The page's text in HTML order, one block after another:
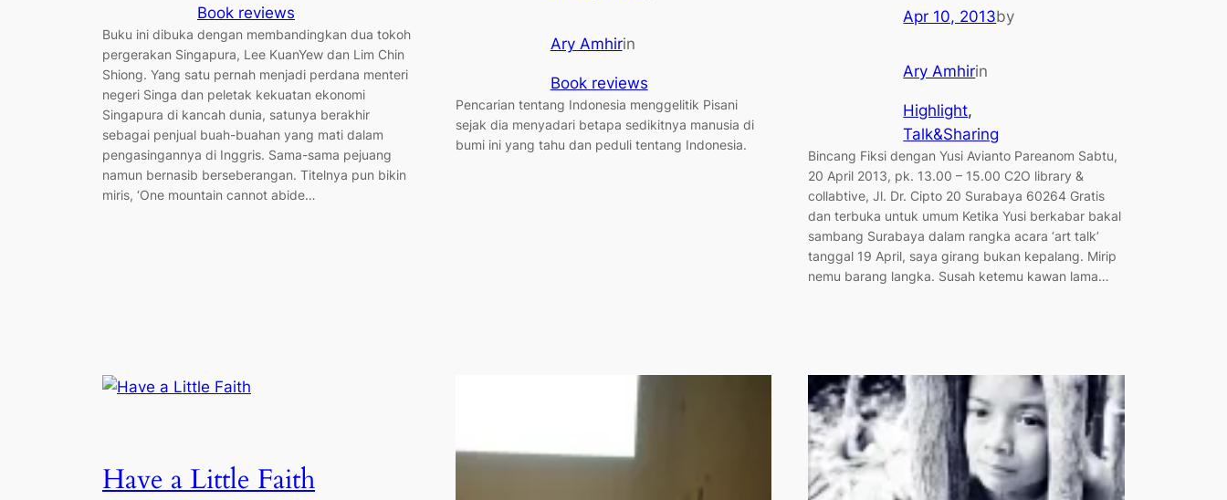
Book reviews
Buku ini dibuka dengan membandingkan dua tokoh
pergerakan Singapura, Lee KuanYew dan Lim Chin
Shiong. Yang satu pernah menjadi perdana menteri
negeri Singa dan peletak kekuatan ekonomi
Singapura di kancah dunia, satunya berakhir
sebagai penjual buah-buahan yang mati dalam
pengasingannya di Inggris. Sama-sama pejuang
namun bernasib berseberangan. Titelnya pun bikin
miris, ‘One mountain cannot abide…
Ary Amhirin
Book reviews
Pencarian tentang Indonesia menggelitik Pisani
sejak dia menyadari betapa sedikitnya manusia di
bumi ini yang tahu dan peduli tentang Indonesia.
Apr 10, 2013by
Ary Amhirin
Highlight
Talk&Sharing
Bincang Fiksi dengan Yusi Avianto Pareanom Sabtu,
20 April 2013, pk. 13.00 – 15.00 C2O library &
collabtive, Jl. Dr. Cipto 20 Surabaya 60264 Gratis
dan terbuka untuk umum Ketika Yusi berkabar bakal
sambang Surabaya dalam rangka acara ‘art talk’
tanggal 19 April, saya girang bukan kepalang. Mirip
nemu barang langka. Susah ketemu kawan lama…
Have a Little Faith